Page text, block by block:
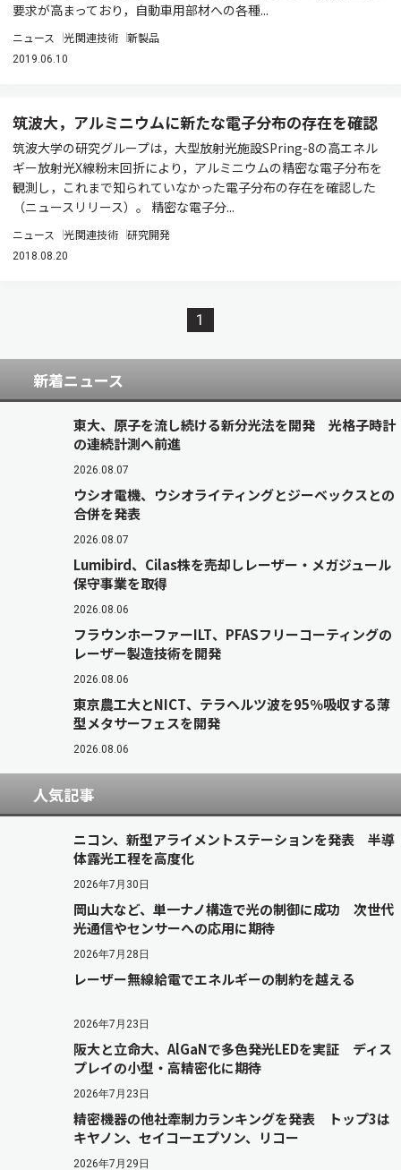
要求が高まっており，自動車用部材への各種...
ニュース 光関連技術 新製品
2019.06.10
筑波大，アルミニウムに新たな電子分布の存在を確認
筑波大学の研究グループは，大型放射光施設SPring-8の高エネル
ギー放射光X線粉末回折により，アルミニウムの精密な電子分布を
観測し，これまで知られていなかった電子分布の存在を確認した
（ニュースリリース）。 精密な電子分...
ニュース 光関連技術 研究開発
2018.08.20
1
新着ニュース
東大、原子を流し続ける新分光法を開発 光格子時計
の連続計測へ前進
2026.08.07
ウシオ電機、ウシオライティングとジーベックスとの
合併を発表
2026.08.07
Lumibird、Cilas株を売却しレーザー・メガジュール
保守事業を取得
2026.08.06
フラウンホーファーILT、PFASフリーコーティングの
レーザー製造技術を開発
2026.08.06
東京農工大とNICT、テラヘルツ波を95％吸収する薄
型メタサーフェスを開発
2026.08.06
人気記事
ニコン、新型アライメントステーションを発表 半導
体露光工程を高度化
2026年7月30日
岡山大など、単一ナノ構造で光の制御に成功 次世代
光通信やセンサーへの応用に期待
2026年7月28日
レーザー無線給電でエネルギーの制約を越える
2026年7月23日
阪大と立命大、AlGaNで多色発光LEDを実証 ディス
プレイの小型・高精密化に期待
2026年7月23日
精密機器の他社牽制力ランキングを発表 トップ3は
キヤノン、セイコーエプソン、リコー
2026年7月29日